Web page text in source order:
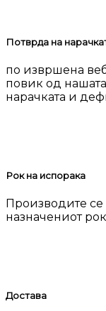
Потврда на
по извршена
повик од
нарачката и
Рок на испорака
Производите се
назначениот
Достава